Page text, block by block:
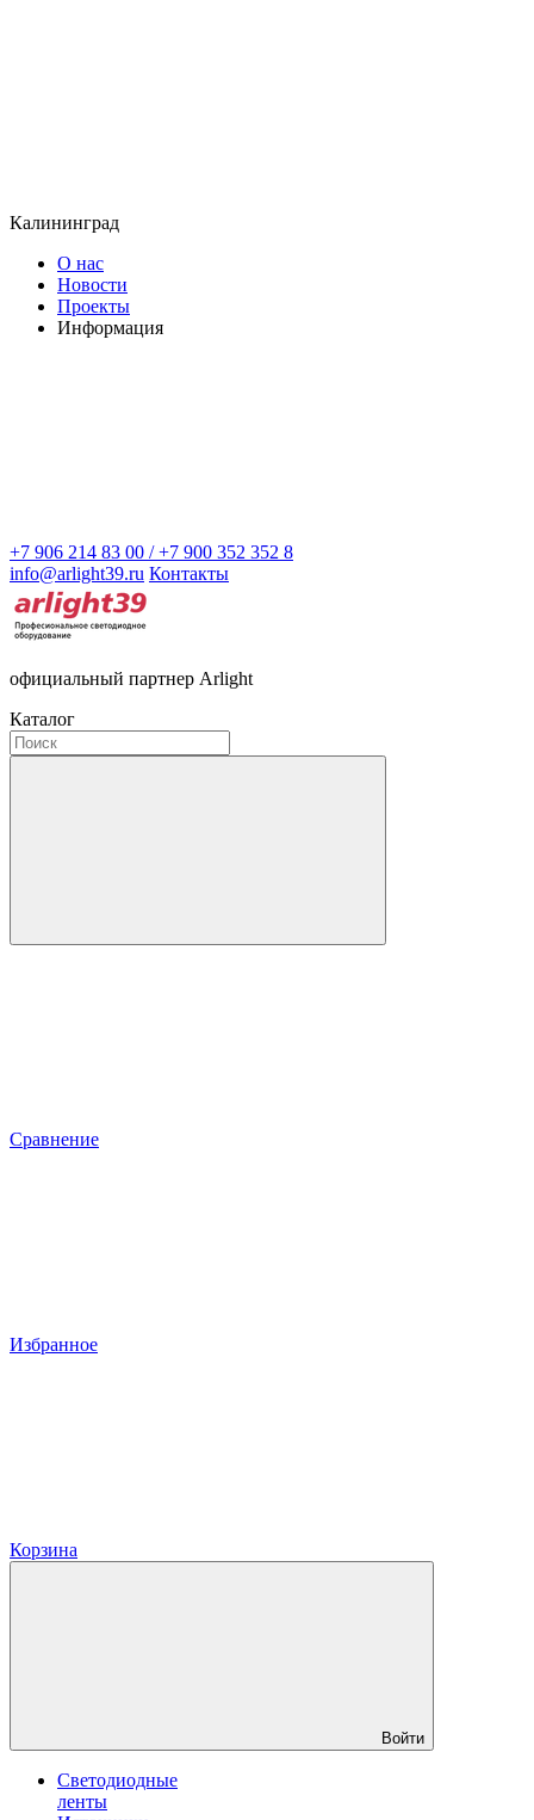
Калининград
О нас
Новости
Проекты
Информация
+7 906 214 83 00 / +7 900 352 352 8
info@arlight39.ru Контакты
официальный партнер Arlight
Каталог
Сравнение
Избранное
Корзина
Войти
Светодиодные
ленты